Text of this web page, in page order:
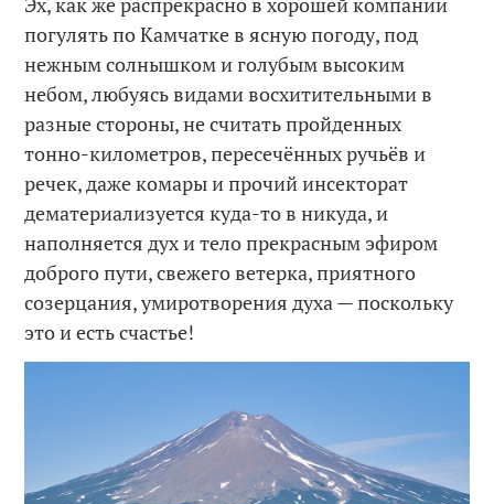
погулять по Камчатке в ясную погоду, под
нежным солнышком и голубым высоким
небом, любуясь видами восхитительными в
разные стороны, не считать пройденных
тонно-километров, пересечённых ручьёв и
речек, даже комары и прочий инсекторат
дематериализуется куда-то в никуда, и
наполняется дух и тело прекрасным эфиром
доброго пути, свежего ветерка, приятного
созерцания, умиротворения духа — поскольку
это и есть счастье!